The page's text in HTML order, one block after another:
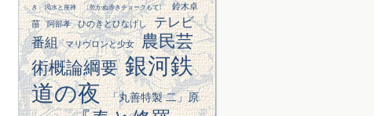
き 渇水と座禅 〔乾かぬ赤きチョークもて〕
鈴木卓
苗
阿部孝 ひのきとひなげし
テレビ
番組
マリヴロンと少女
農民芸
術概論綱要 銀河鉄
道の夜
「丸善特製 二」原